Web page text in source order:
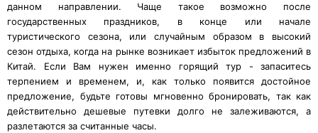
данном направлении. Чаще такое возможно после
государственных праздников, в конце или начале
туристического сезона, или случайным образом в высокий
сезон отдыха, когда на рынке возникает избыток предложений в
Китай. Если Вам нужен именно горящий тур - запаситесь
терпением и временем, и, как только появится достойное
предложение, будьте готовы мгновенно бронировать, так как
действительно дешевые путевки долго не залеживаются, а
разлетаются за считанные часы.